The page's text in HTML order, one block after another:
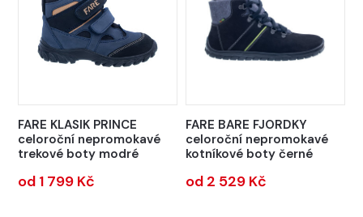
FARE KLASIK PRINCE
celoroční nepromokavé
trekové boty modré
od 1 799 Kč
FARE BARE FJORDKY
celoroční nepromokavé
kotníkové boty černé
od 2 529 Kč